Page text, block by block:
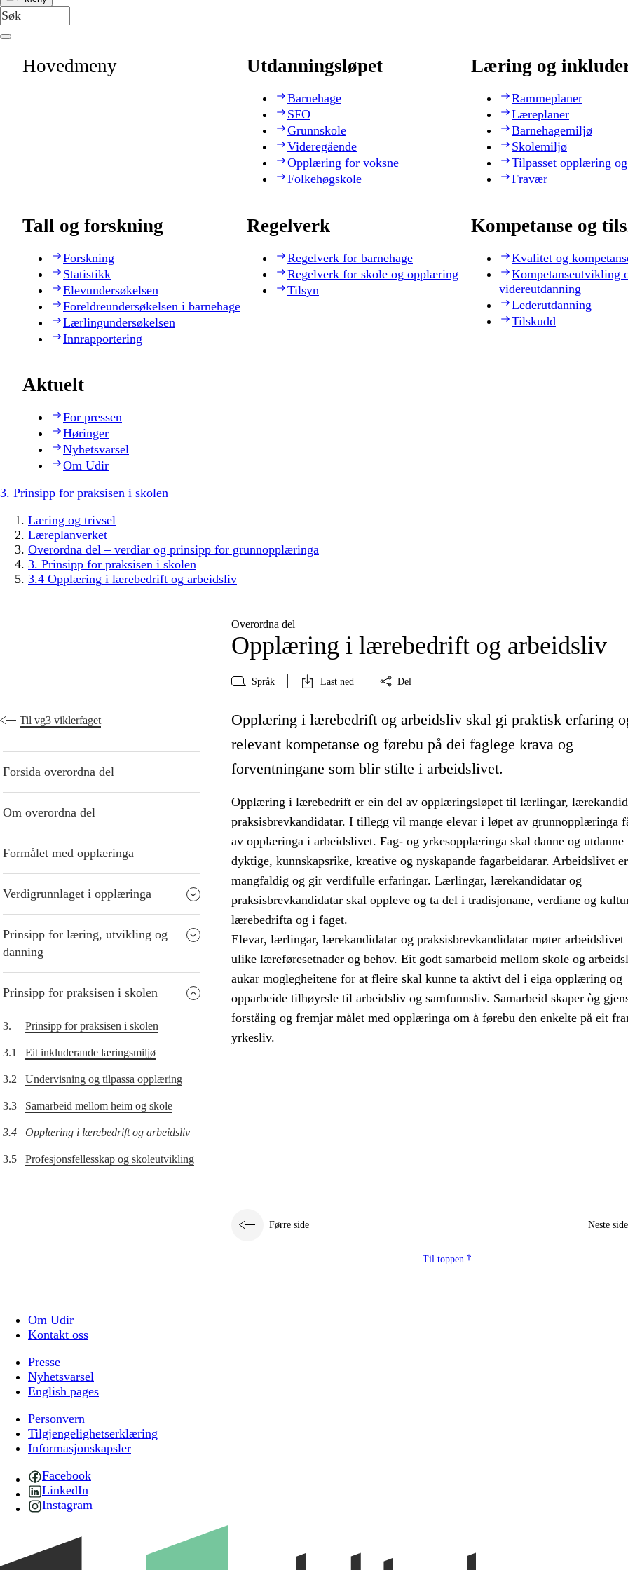
Hovedmeny Utdanningsløpet
Barnehage
SFO
Grunnskole
Videregående
Opplæring for voksne
Folkehøgskole
Læring og
Rammeplaner
Læreplaner
Barnehagemiljø
Skolemiljø
Tilpasset opplæring
Fravær
Tall og forskning
Forskning
Statistikk
Elevundersøkelsen
Foreldreundersøkelsen i barnehage
Lærlingundersøkelsen
Innrapportering
Regelverk
Regelverk for barnehage
Regelverk for skole og opplæring
Tilsyn
Kompetanse og
Kvalitet og
Kompetanseutvikling
videreutdanning
Lederutdanning
Tilskudd
Aktuelt
For pressen
Høringer
Nyhetsvarsel
Om Udir
3. Prinsipp for praksisen i skolen
Læring og trivsel
Læreplanverket
Overordna del – verdiar og prinsipp for grunnopplæringa
3. Prinsipp for praksisen i skolen
3.4 Opplæring i lærebedrift og arbeidsliv
Overordna del
Opplæring i lærebedrift og arbeidsliv
Språk Last ned Del
Til vg3 viklerfaget
Forsida overordna del
Om overordna del
Formålet med opplæringa
Verdigrunnlaget i opplæringa
Prinsipp for læring, utvikling og
danning
Prinsipp for praksisen i skolen
3. Prinsipp for praksisen i skolen
3.1 Eit inkluderande læringsmiljø
3.2 Undervisning og tilpassa opplæring
3.3 Samarbeid mellom heim og skole
3.4 Opplæring i lærebedrift og arbeidsliv
3.5 Profesjonsfellesskap og skoleutvikling
Opplæring i lærebedrift og arbeidsliv skal gi praktisk erfaring
relevant kompetanse og førebu på dei faglege krava og
forventningane som blir stilte i arbeidslivet.
Opplæring i lærebedrift er ein del av opplæringsløpet til lærlingar,
praksisbrevkandidatar. I tillegg vil mange elevar i løpet av grunnopplæringa
av opplæringa i arbeidslivet. Fag- og yrkesopplæringa skal danne og utdanne
dyktige, kunnskapsrike, kreative og nyskapande fagarbeidarar. Arbeidslivet er
mangfaldig og gir verdifulle erfaringar. Lærlingar, lærekandidatar og
praksisbrevkandidatar skal oppleve og ta del i tradisjonane, verdiane og
lærebedrifta og i faget.
Elevar, lærlingar, lærekandidatar og praksisbrevkandidatar møter arbeidslivet
ulike læreføresetnader og behov. Eit godt samarbeid mellom skole og
aukar moglegheitene for at fleire skal kunne ta aktivt del i eiga opplæring og
opparbeide tilhøyrsle til arbeidsliv og samfunnsliv. Samarbeid skaper òg
forståing og fremjar målet med opplæringa om å førebu den enkelte på eit
yrkesliv.
Førre side Neste side
Til toppen
Om Udir
Kontakt oss
Presse
Nyhetsvarsel
English pages
Personvern
Tilgjengelighetserklæring
Informasjonskapsler
Facebook
LinkedIn
Instagram